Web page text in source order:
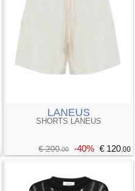
LANEUS
SHORTS LANEUS
€ 200.00 -40% € 120.00